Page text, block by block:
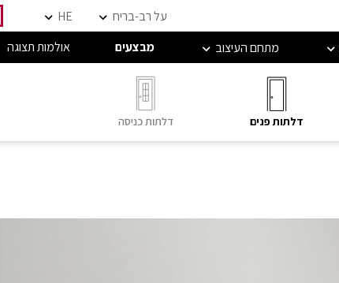
על רב-בריח HE
מתחם העיצוב מבצעים אולמות תצוגה
דלתות פנים דלתות כניסה